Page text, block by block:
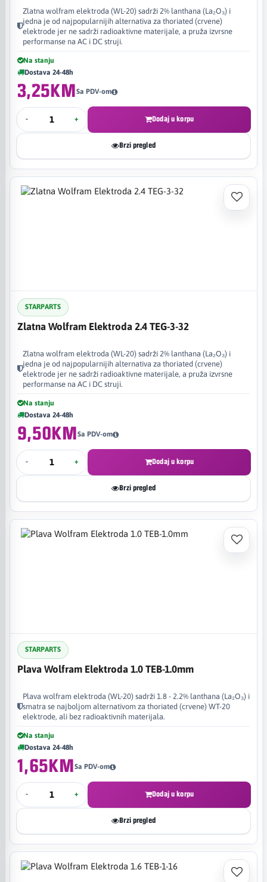
Zlatna wolfram elektroda (WL-20) sadrži 2% lanthana (La₂O₃) i
jedna je od najpopularnijih alternativa za thoriated (crvene)
elektrode jer ne sadrži radioaktivne materijale, a pruža izvrsne
performanse na AC i DC struji.
Na stanju
Dostava 24-48h
3,25KMSa PDV-om
- + Dodaj u korpu
Brzi pregled
STARPARTS
Zlatna Wolfram Elektroda 2.4 TEG-3-32
Zlatna wolfram elektroda (WL-20) sadrži 2% lanthana (La₂O₃) i
jedna je od najpopularnijih alternativa za thoriated (crvene)
elektrode jer ne sadrži radioaktivne materijale, a pruža izvrsne
performanse na AC i DC struji.
Na stanju
Dostava 24-48h
9,50KMSa PDV-om
- + Dodaj u korpu
Brzi pregled
STARPARTS
Plava Wolfram Elektroda 1.0 TEB-1.0mm
Plava wolfram elektroda (WL-20) sadrži 1.8 - 2.2% lanthana (La₂O₃) i
smatra se najboljom alternativom za thoriated (crvene) WT-20
elektrode, ali bez radioaktivnih materijala.
Na stanju
Dostava 24-48h
1,65KMSa PDV-om
- + Dodaj u korpu
Brzi pregled